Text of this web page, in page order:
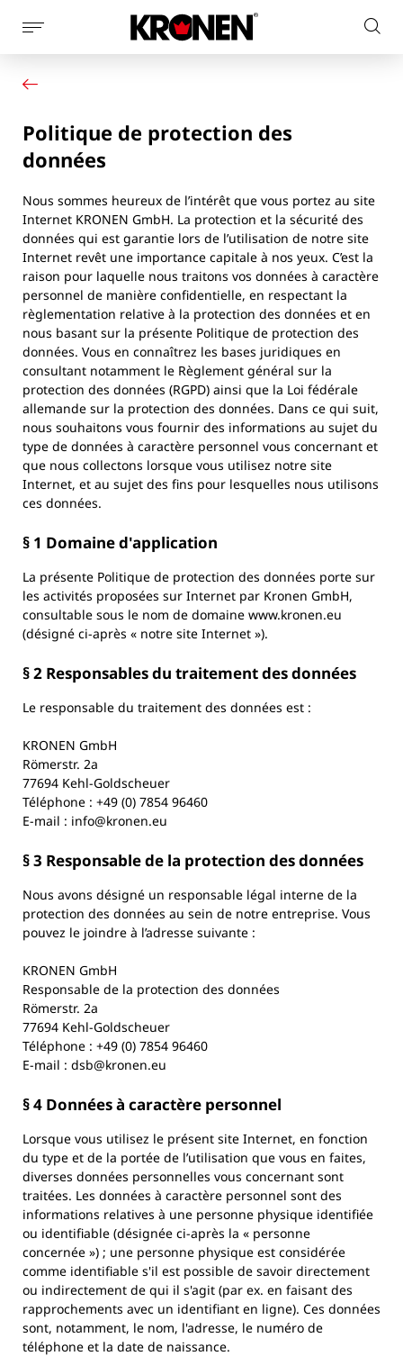
Afficher
la
navigation
latérale
Nos solutions
Actualités
L’entreprise
Politique de protection des
données
Nous sommes heureux de l’intérêt que vous portez au site
Internet KRONEN GmbH. La protection et la sécurité des
données qui est garantie lors de l’utilisation de notre site
Internet revêt une importance capitale à nos yeux. C’est la
raison pour laquelle nous traitons vos données à caractère
personnel de manière confidentielle, en respectant la
règlementation relative à la protection des données et en
nous basant sur la présente Politique de protection des
données. Vous en connaîtrez les bases juridiques en
consultant notamment le Règlement général sur la
protection des données (RGPD) ainsi que la Loi fédérale
allemande sur la protection des données. Dans ce qui suit,
nous souhaitons vous fournir des informations au sujet du
type de données à caractère personnel vous concernant et
que nous collectons lorsque vous utilisez notre site
Internet, et au sujet des fins pour lesquelles nous utilisons
ces données.
§ 1 Domaine d'application
La présente Politique de protection des données porte sur
les activités proposées sur Internet par Kronen GmbH,
consultable sous le nom de domaine www.kronen.eu
(désigné ci-après « notre site Internet »).
§ 2 Responsables du traitement des données
Le responsable du traitement des données est :
KRONEN GmbH
Römerstr. 2a
77694 Kehl-Goldscheuer
Téléphone : +49 (0) 7854 96460
E-mail : info@kronen.eu
§ 3 Responsable de la protection des données
Nous avons désigné un responsable légal interne de la
protection des données au sein de notre entreprise. Vous
pouvez le joindre à l’adresse suivante :
KRONEN GmbH
Responsable de la protection des données
Römerstr. 2a
77694 Kehl-Goldscheuer
Téléphone : +49 (0) 7854 96460
E-mail : dsb@kronen.eu
§ 4 Données à caractère personnel
Lorsque vous utilisez le présent site Internet, en fonction
du type et de la portée de l’utilisation que vous en faites,
diverses données personnelles vous concernant sont
traitées. Les données à caractère personnel sont des
informations relatives à une personne physique identifiée
ou identifiable (désignée ci-après la « personne
concernée ») ; une personne physique est considérée
comme identifiable s'il est possible de savoir directement
ou indirectement de qui il s'agit (par ex. en faisant des
rapprochements avec un identifiant en ligne). Ces données
sont, notamment, le nom, l'adresse, le numéro de
téléphone et la date de naissance.